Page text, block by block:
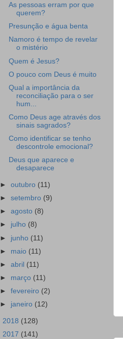
As pessoas erram por que
querem?
Presunção e água benta
Namoro é tempo de revelar
o mistério
Quem é Jesus?
O pouco com Deus é muito
Qual a importância da
reconciliação para o ser
hum...
Como Deus age através dos
sinais sagrados?
Como identificar se tenho
descontrole emocional?
Deus que aparece e
desaparece
►outubro (11)
►setembro (9)
►agosto (8)
► julho (8)
► junho (11)
► maio (11)
►abril (11)
► março (11)
►fevereiro (2)
► janeiro (12)
2018 (128)
2017 (141)